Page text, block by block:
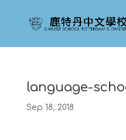
language-
Sep 18, 2018